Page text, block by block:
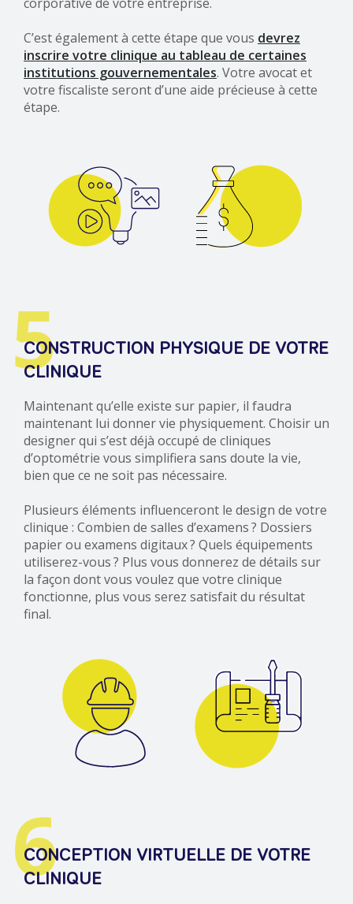
C’est également à cette étape que vous devrez
inscrire votre clinique au tableau de certaines
institutions gouvernementales. Votre avocat et
votre fiscaliste seront d’une aide précieuse à cette
étape.
5
CONSTRUCTION PHYSIQUE DE VOTRE
CLINIQUE
Maintenant qu’elle existe sur papier, il faudra
maintenant lui donner vie physiquement. Choisir un
designer qui s’est déjà occupé de cliniques
d’optométrie vous simplifiera sans doute la vie,
bien que ce ne soit pas nécessaire.
Plusieurs éléments influenceront le design de votre
clinique : Combien de salles d’examens ? Dossiers
papier ou examens digitaux ? Quels équipements
utiliserez-vous ? Plus vous donnerez de détails sur
la façon dont vous voulez que votre clinique
fonctionne, plus vous serez satisfait du résultat
final.
6
CONCEPTION VIRTUELLE DE VOTRE
CLINIQUE